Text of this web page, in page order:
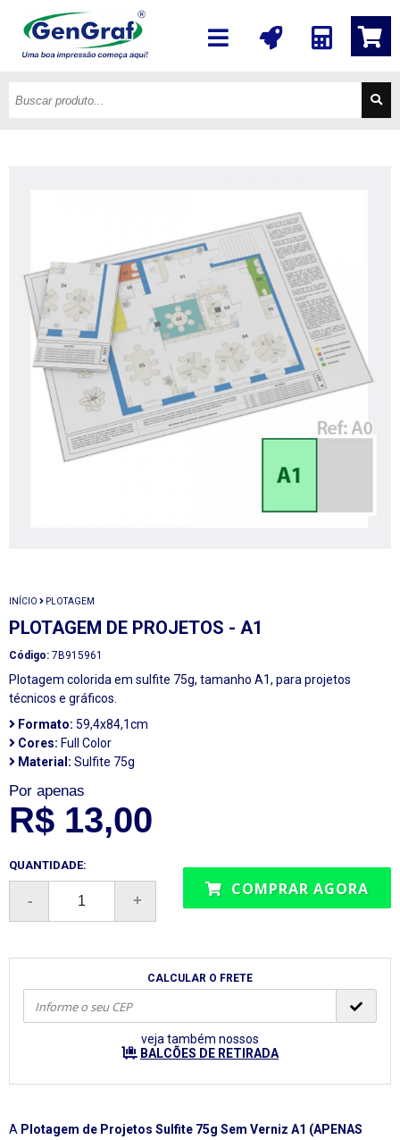
INÍCIO PLOTAGEM
PLOTAGEM DE PROJETOS - A1
Código: 7B915961
Plotagem colorida em sulfite 75g, tamanho A1, para projetos
técnicos e gráficos.
Formato: 59,4x84,1cm
Cores: Full Color
Material: Sulfite 75g
Por apenas
R$ 13,00
QUANTIDADE:
COMPRAR AGORA
CALCULAR O FRETE
veja também nossos
BALCÕES DE RETIRADA
A Plotagem de Projetos Sulfite 75g Sem Verniz A1 (APENAS